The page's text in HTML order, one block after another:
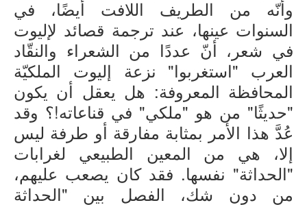
وأنّه من الطريف اللافت أيضًا، في
السنوات عينها، عند ترجمة قصائد لإليوت
في شعر، أنّ عددًا من الشعراء والنقّاد
العرب "استغربوا" نزعة إليوت الملكيّة
المحافظة المعروفة: هل يعقل أن يكون
"حديثًا" من هو "ملكي" في قناعاته!؟ وقد
عُدَّ هذا الأمر بمثابة مفارقة أو طرفة ليس
إلا، هي من المعين الطبيعي لغرابات
"الحداثة" نفسها. فقد كان يصعب عليهم،
من دون شك، الفصل بين "الحداثة